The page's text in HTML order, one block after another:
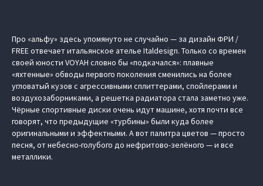
Про «альфу» здесь упомянуто не случайно — за дизайн ФРИ /
FREE отвечает итальянское ателье Italdesign. Только со времен
своей юности VOYAH словно бы «подкачался»: плавные
«яхтенные» обводы первого поколения сменились на более
угловатый кузов с агрессивными сплиттерами, спойлерами и
воздухозаборниками, а решетка радиатора стала заметно уже.
Чёрные спортивные диски очень идут машине, хотя почти все
говорят, что предыдущие «турбины» были куда более
оригинальными и эффектными. А вот палитра цветов — просто
песня, от небесно-голубого до нефритово-зелёного — и все
металлики.